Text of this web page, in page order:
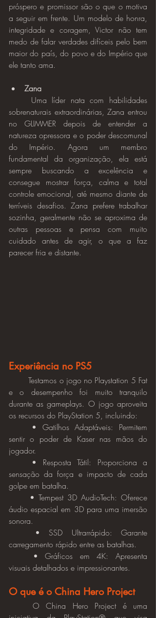
próspero e promissor são o que o motiva
a seguir em frente. Um modelo de honra,
integridade e coragem, Victor não tem
medo de falar verdades difíceis pelo bem
maior do país, do povo e do Império que
ele tanto ama.
Zana
sobrenaturais extraordinárias, Zana entrou
no GLIMMER depois de entender a
natureza opressora e o poder descomunal
do Império. Agora um membro
fundamental da organização, ela está
sempre buscando a excelência e
consegue mostrar força, calma e total
controle emocional, até mesmo diante de
terríveis desafios. Zana prefere trabalhar
sozinha, geralmente não se aproxima de
outras pessoas e pensa com muito
cuidado antes de agir, o que a faz
parecer fria e distante.
Experiência no PS5
	Testamos o jogo no Playstation 5 Fat
e o desempenho foi muito tranquilo
durante as gameplays. O jogo aproveita
os recursos do PlayStation 5, incluindo:
sentir o poder de Kaser nas mãos do
jogador.
sensação da força e impacto de cada
golpe em batalha.
áudio espacial em 3D para uma imersão
sonora.
carregamento rápido entre as batalhas.
visuais detalhados e impressionantes.
O que é o China Hero Project